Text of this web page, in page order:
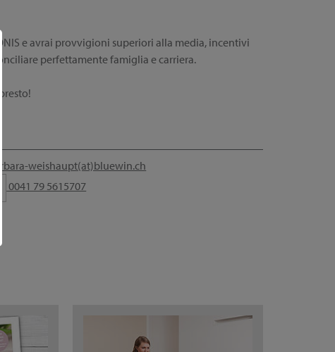
e avrai provvigioni superiori alla media, incentivi
perfettamente famiglia e carriera.
weishaupt(at)bluewin.ch
0041 79 5615707